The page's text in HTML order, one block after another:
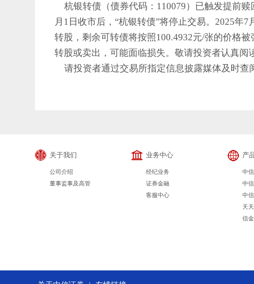
杭银转债（债券代码：110079）已触发提前赎
月1日收市后，“杭银转债”将停止交易。2025年
转股，剩余可转债将按照100.4932元/张的价格
转股或卖出，可能面临损失。敬请投资者认真阅
请投资者通过交易所指定信息披露媒体及时查
关于我们
公司介绍
董事监事及高管
业务中心
经纪业务
证券金融
客服中心
产
中
中
中
天
信